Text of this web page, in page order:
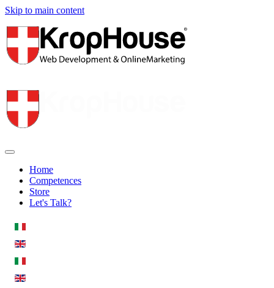
Skip to main content
Home
Competences
Store
Let's Talk?